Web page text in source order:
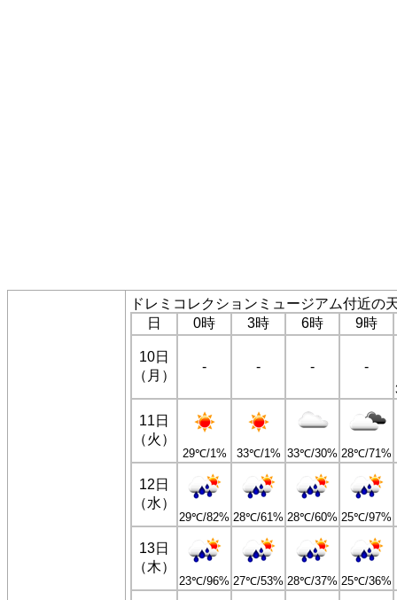
ドレミコレクションミュージアム付近の
日
0時 3時 6時 9時
10日
（月）
- - - -
11日
（火）
29℃/1% 33℃/1% 33℃/30% 28℃/71%
12日
（水）
29℃/82% 28℃/61% 28℃/60% 25℃/97%
13日
（木）
23℃/96% 27℃/53% 28℃/37% 25℃/36%